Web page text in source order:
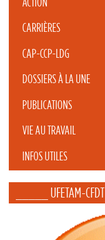
CARRIÈRES
CAP-CCP-LDG
DOSSIERS À LA UNE
PUBLICATIONS
VIE AU TRAVAIL
INFOS UTILES
_____ UFETAM-CFDT